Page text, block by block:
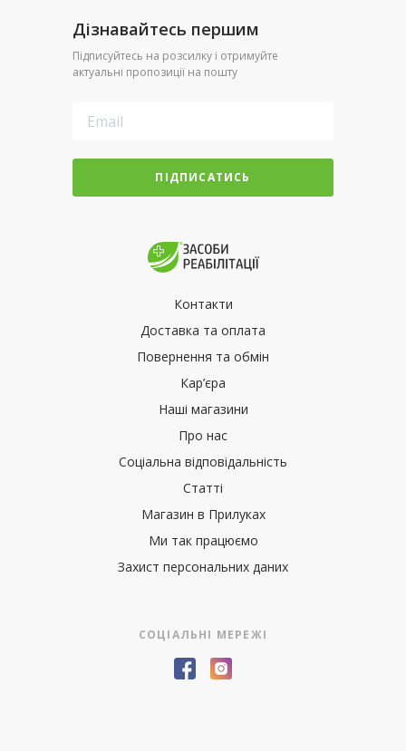
Дізнавайтесь першим
Підписуйтесь на розсилку і отримуйте
актуальні пропозиції на пошту
ПІДПИСАТИСЬ
Контакти
Доставка та оплата
Повернення та обмін
Кар’єра
Наші магазини
Про нас
Соціальна відповідальність
Статті
Магазин в Прилуках
Ми так працюємо
Захист персональних даних
СОЦІАЛЬНІ МЕРЕЖІ